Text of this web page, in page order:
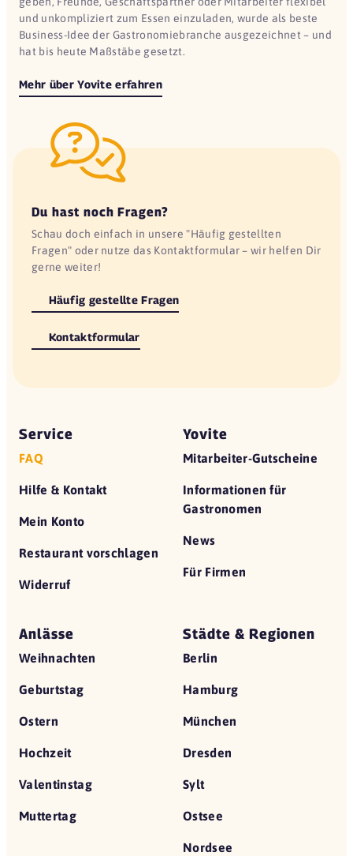
und unkompliziert zum Essen einzuladen, wurde als beste
Business-Idee der Gastronomiebranche ausgezeichnet – und
hat bis heute Maßstäbe gesetzt.
Mehr über Yovite erfahren
Du hast noch Fragen?
Schau doch einfach in unsere "Häufig gestellten
Fragen" oder nutze das Kontaktformular – wir helfen Dir
gerne weiter!
Häufig gestellte Fragen
Kontaktformular
Service
FAQ
Hilfe & Kontakt
Mein Konto
Restaurant vorschlagen
Widerruf
Yovite
Mitarbeiter-Gutscheine
Informationen für
Gastronomen
News
Für Firmen
Anlässe
Weihnachten
Geburtstag
Ostern
Hochzeit
Valentinstag
Muttertag
Städte & Regionen
Berlin
Hamburg
München
Dresden
Sylt
Ostsee
Nordsee